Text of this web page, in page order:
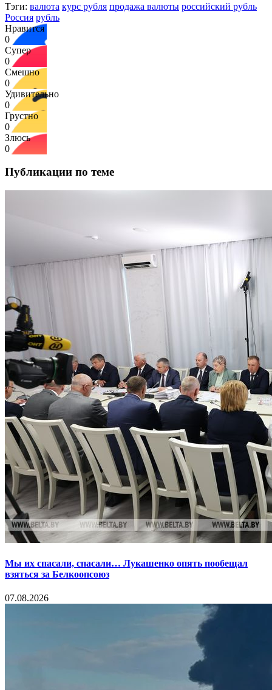
Тэги: валюта курс рубля продажа валюты российский рубль
Россия рубль
Нравится
0
Супер
0
Смешно
0
Удивительно
0
Грустно
0
Злюсь
0
Публикации по теме
Мы их спасали, спасали… Лукашенко опять пообещал
взяться за Белкоопсоюз
07.08.2026